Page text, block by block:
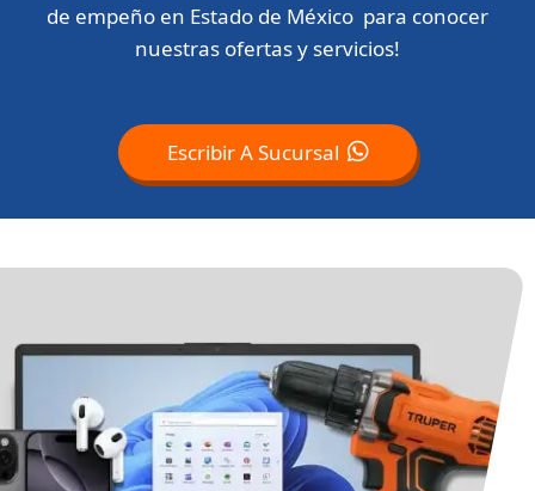
de empeño en Estado de México para conocer
nuestras ofertas y servicios!
Escribir A Sucursal